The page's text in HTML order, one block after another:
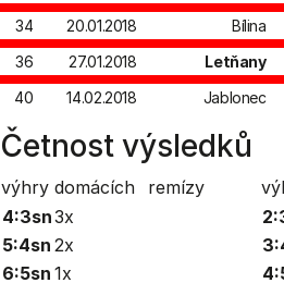
34
20.01.2018 Bílina
36
27.01.2018 Letňany
40
14.02.2018 Jablonec
Četnost výsledků
výhry domácích remízy
4:3sn3x
5:4sn 2x
6:5sn 1x